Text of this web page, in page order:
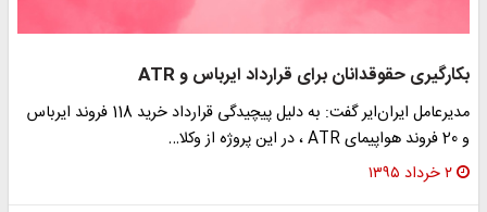
بکارگیری حقوقدانان برای قرارداد ایرباس‌ و ATR
مدیرعامل ایران‌ایر گفت: به دلیل پیچیدگی‌ قرارداد خرید 118 فروند ایرباس
و 20 فروند هواپیمای ATR‌ ، در این پروژه از وکلا…
۲ خرداد ۱۳۹۵